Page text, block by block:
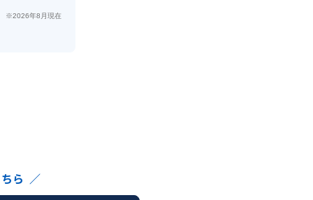
※2026年8月現在
ら ／